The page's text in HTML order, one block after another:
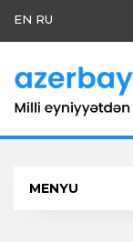
EN RU
MENYU